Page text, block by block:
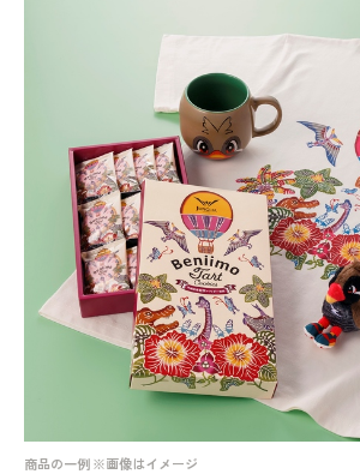
商品の一例 ※画像はイメージ